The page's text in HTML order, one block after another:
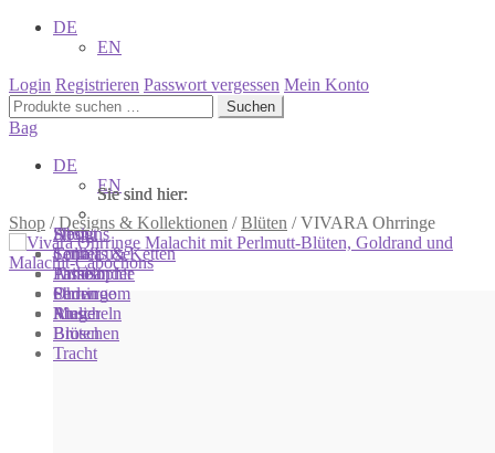
DE
EN
Login Registrieren Passwort vergessen Mein Konto
Suchen
nach:
Suchen
Bag
DE
EN
Shop /Designs & Kollektionen /Blüten /VIVARA Ohrringe
Sie sind hier:
Shop
Colliers & Ketten
Armbänder
Ohrringe
Ringe
Broschen
Sie sind hier:
Designs
Terra Luxe
Tasseln
Perlen
Muscheln
Blüten
Tracht
Sie sind hier:
About
Sonnia
Philosophie
Showroom
Atelier